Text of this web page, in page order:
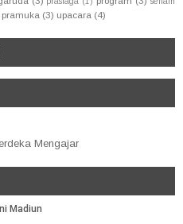
pramuka (3) upacara (4)
Mengajar